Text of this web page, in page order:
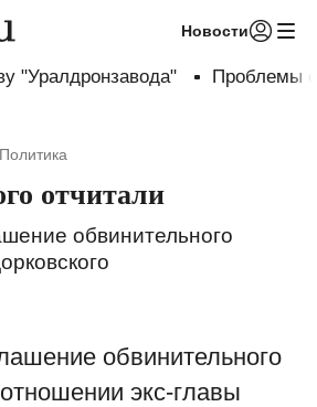
Новости
"Уралдронзавода" Проблемы
Политика
отчитали
обвинительного
обвинительного
экс-главы